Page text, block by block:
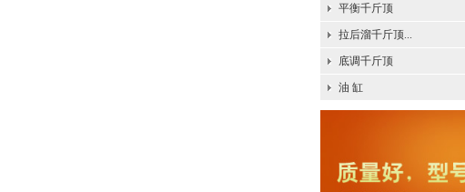
平衡千斤顶
拉后溜千斤顶...
底调千斤顶
油 缸